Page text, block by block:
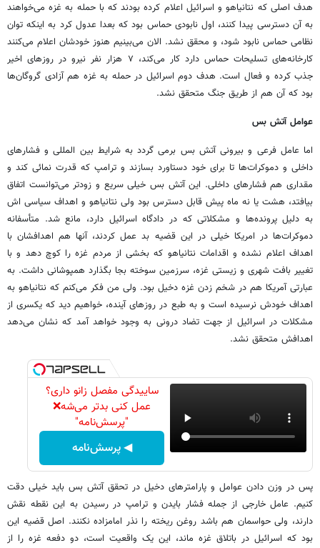
هدف اصلی که نتانیاهو و اسرائیل اعلام کرده بودند که با حمله به غزه می‌خواهند
به آن دسترسی پیدا کنند، اول نابودی حماس بود که بعدا عدول کرد به اینکه توان
نظامی حماس نابود شود، و محقق نشد. الان می‌بینیم هنوز خودشان اعلام می‌کنند
کارخانه‌های تسلیحات حماس دارد کار می‌کند، ۷ هزار نفر نیرو در روزهای اخیر
جذب کرده و فعال است. هدف دوم اسرائیل در حمله به غزه هم آزادی گروگان‌ها
بود که آن هم از طریق جنگ متحقق نشد.
عوامل آتش بس
اما عامل فرعی و بیرونی آتش بس برمی گردد به شرایط بین المللی و فشارهای
داخلی و دموکرات‌ها تا برای خود دستاورد بسازند و ترامپ که قدرت نمائی کند و
مقداری هم فشارهای داخلی. این آتش بس خیلی سریع و زودتر می‌توانست اتفاق
بیافتد، هشت یا نه ماه پیش قابل دسترس بود ولی نتانیاهو و اهداف سیاسی اش
به دلیل پرونده‌ها و مشکلاتی که در دادگاه اسرائیل دارد، مانع شد. متأسفانه
دموکرات‌ها در امریکا خیلی در این قضیه بد عمل کردند، آنها هم اهدافشان با
اهداف اعلام نشده و اقدامات نتانیاهو که بخشی از مردم غزه را کوچ دهد و با
تغییر بافت شهری و زیستی غزه، سرزمین سوخته بجا بگذارد همپوشانی داشت. به
عبارتی آمریکا هم در شخم زدن غزه دخیل بود. ولی من فکر می‌کنم که نتانیاهو به
اهداف خودش نرسیده است و به طبع در روزهای آینده، خواهیم دید که یکسری از
مشکلات در اسرائیل از جهت تضاد درونی به وجود خواهد آمد که نشان می‌دهد
اهدافش متحقق نشد.
ساییدگی مفصل زانو داری؟
عمل کنی بدتر می‌شه❌
"پرسش‌نامه"
◀ پرسش‌نامه
پس در وزن دادن عوامل و پارامترهای دخیل در تحقق آتش بس باید خیلی دقت
کنیم. عامل خارجی از جمله فشار بایدن و ترامپ در رسیدن به این نقطه نقش
دارند، ولی حواسمان هم باشد روغن ریخته را نذر امامزاده نکنند. اصل قضیه این
بود که اسرائیل در باتلاق غزه ماند، این یک واقعیت است، دو دفعه غزه را از